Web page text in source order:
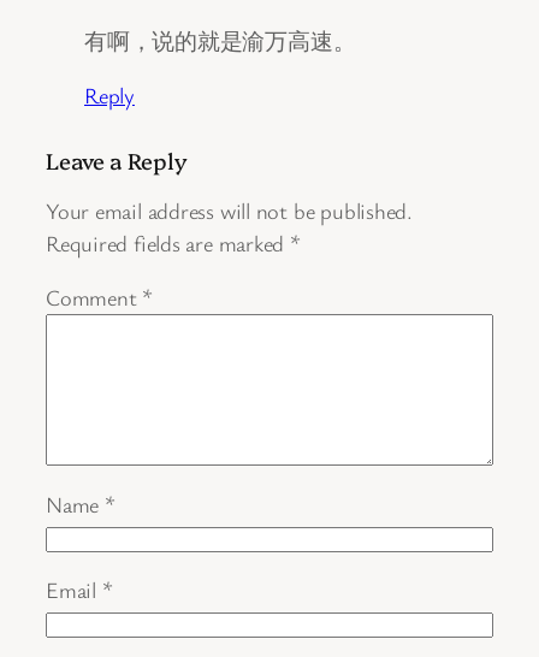
有啊，说的就是渝万高速。
Reply
Leave a Reply
Your email address will not be published.
Required fields are marked *
Comment *
Name *
Email *